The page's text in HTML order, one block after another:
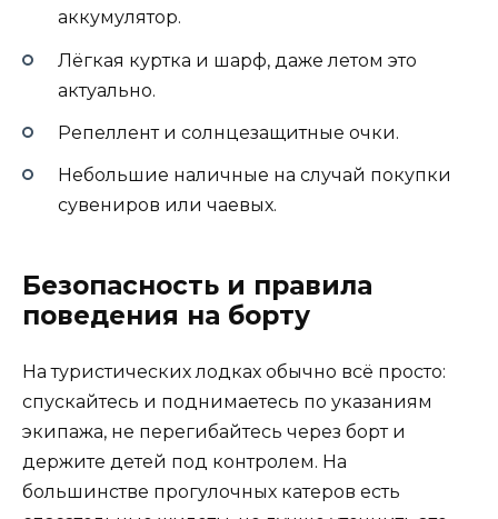
аккумулятор.
Лёгкая куртка и шарф, даже летом это
актуально.
Репеллент и солнцезащитные очки.
Небольшие наличные на случай покупки
сувениров или чаевых.
Безопасность и правила
поведения на борту
На туристических лодках обычно всё просто:
спускайтесь и поднимаетесь по указаниям
экипажа, не перегибайтесь через борт и
держите детей под контролем. На
большинстве прогулочных катеров есть